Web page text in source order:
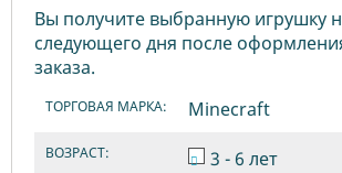
Вы получите выбранную игрушку
следующего дня после
заказа.
ТОРГОВАЯ МАРКА: Minecraft
ВОЗРАСТ:
3 - 6 лет